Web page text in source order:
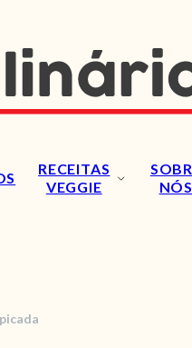
RECEITAS
VEGGIE
NÓS